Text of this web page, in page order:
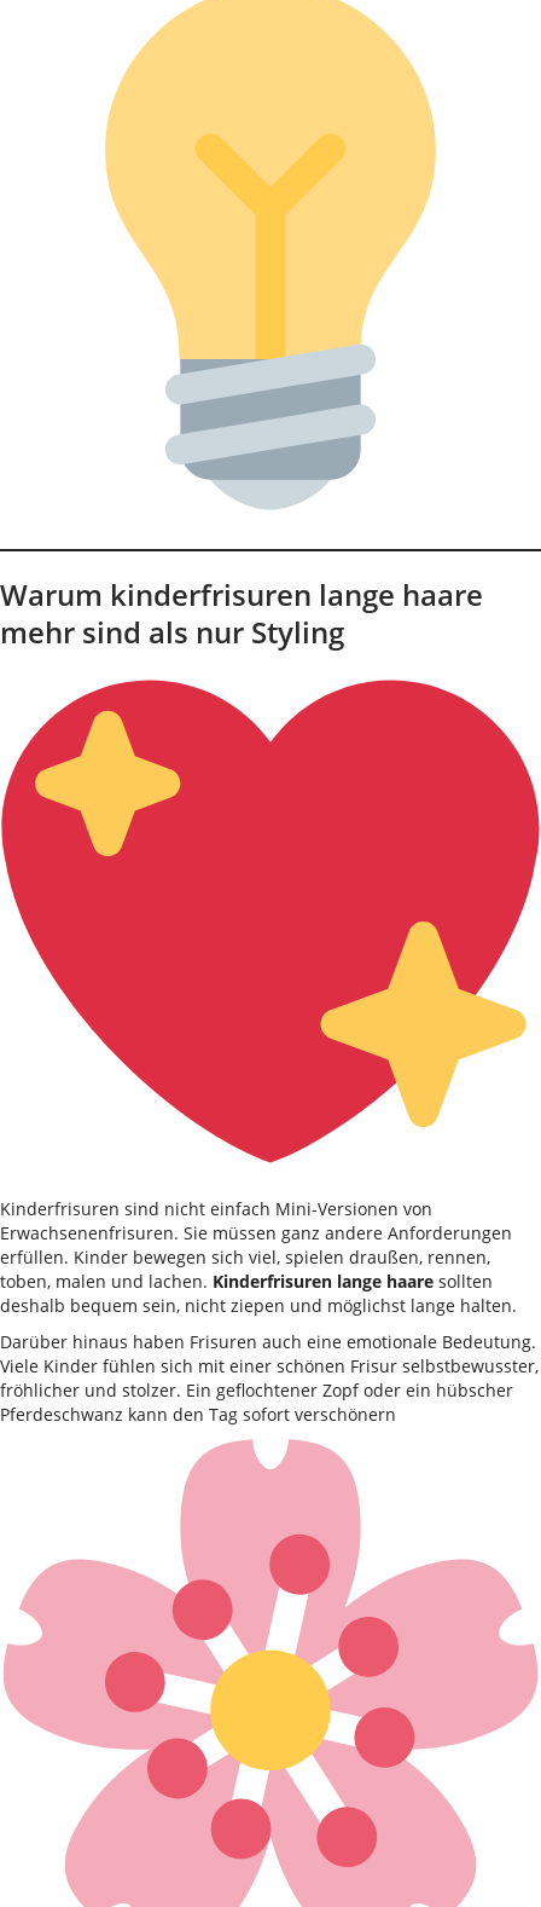
Warum kinderfrisuren lange haare
mehr sind als nur Styling
Kinderfrisuren sind nicht einfach Mini-Versionen von
Erwachsenenfrisuren. Sie müssen ganz andere Anforderungen
erfüllen. Kinder bewegen sich viel, spielen draußen, rennen,
toben, malen und lachen. Kinderfrisuren lange haare sollten
deshalb bequem sein, nicht ziepen und möglichst lange halten.
Darüber hinaus haben Frisuren auch eine emotionale Bedeutung.
Viele Kinder fühlen sich mit einer schönen Frisur selbstbewusster,
fröhlicher und stolzer. Ein geflochtener Zopf oder ein hübscher
Pferdeschwanz kann den Tag sofort verschönern